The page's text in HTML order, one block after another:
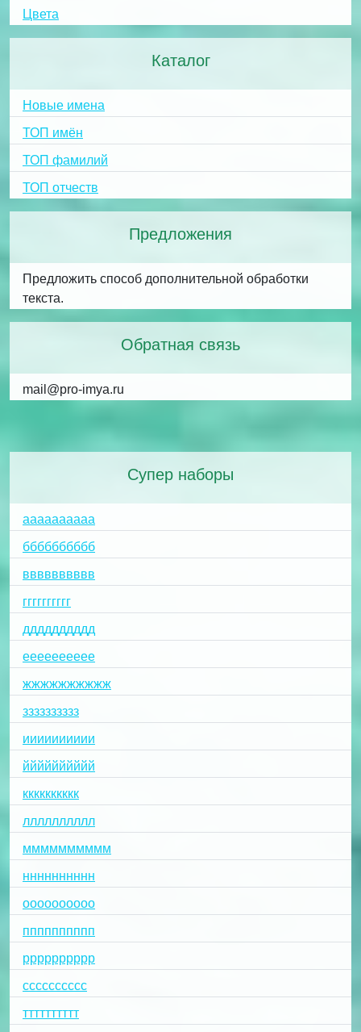
Цвета
Каталог
Новые имена
ТОП имён
ТОП фамилий
ТОП отчеств
Предложения
Предложить способ дополнительной обработки
текста.
Обратная связь
mail@pro-imya.ru
Супер наборы
аааааааааа
бббббббббб
вввввввввв
гггггггггг
дддддддддд
ееееееееее
жжжжжжжжжж
зззззззззз
ииииииииии
йййййййййй
кккккккккк
лллллллллл
мммммммммм
нннннннннн
оооооооооо
пппппппппп
рррррррррр
сссссссссс
тттттттттт